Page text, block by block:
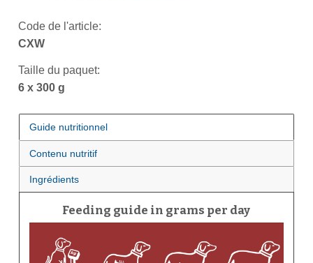
Code de l'article:
CXW
Taille du paquet:
6 x 300 g
Guide nutritionnel
Contenu nutritif
Ingrédients
Feeding guide in grams per day